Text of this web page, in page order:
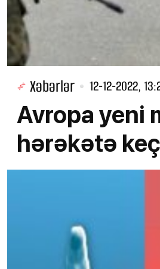
Xəbərlər 12-12-2022,
Avropa yeni
hərəkətə